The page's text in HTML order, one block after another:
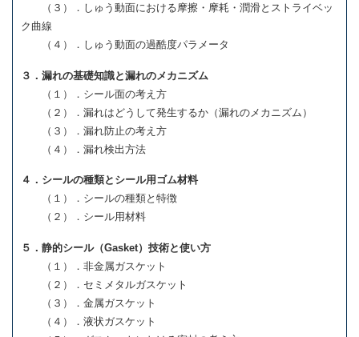
（３）．しゅう動面における摩擦・摩耗・潤滑とストライベッ
ク曲線
（４）．しゅう動面の過酷度パラメータ
３．漏れの基礎知識と漏れのメカニズム
（１）．シール面の考え方
（２）．漏れはどうして発生するか（漏れのメカニズム）
（３）．漏れ防止の考え方
（４）．漏れ検出方法
４．シールの種類とシール用ゴム材料
（１）．シールの種類と特徴
（２）．シール用材料
５．静的シール（Gasket）技術と使い方
（１）．非金属ガスケット
（２）．セミメタルガスケット
（３）．金属ガスケット
（４）．液状ガスケット